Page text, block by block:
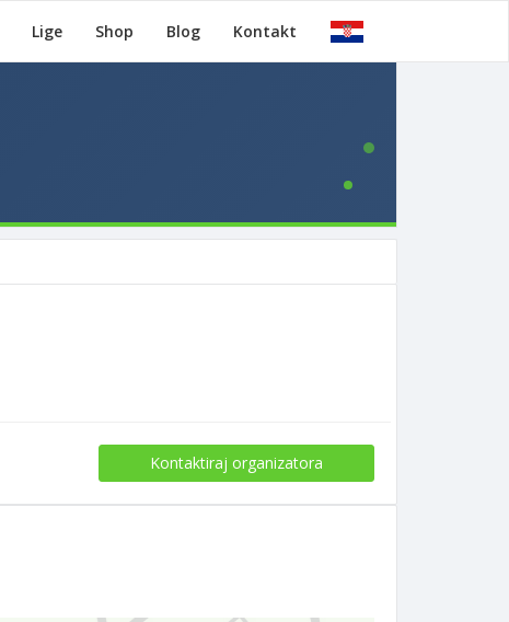
Lige Shop Blog Kontakt
Kontaktiraj organizatora